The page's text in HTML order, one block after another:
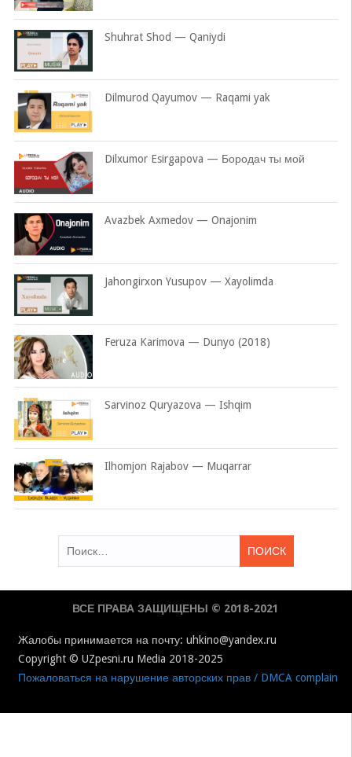
Shuhrat Shod — Qaniydi
Dilmurod Qayumov — Raqami yak
Dilxumor Esirgapova — Бородач ты мой
Avazbek Axmedov — Onajonim
Jahongirxon Yusupov — Xayolimda
Feruza Karimova — Dunyo (2018)
Sarvinoz Quryazova — Ishqim
Ilhomjon Rajabov — Muqarrar
ВСЕ ПРАВА ЗАЩИЩЕНЫ © 2018-2021
Жалобы принимается на почту: uhkino@yandex.ru
Copyright © UZpesni.ru Media 2018-2025
Пожаловаться на нарушение авторских прав / DMCA complain